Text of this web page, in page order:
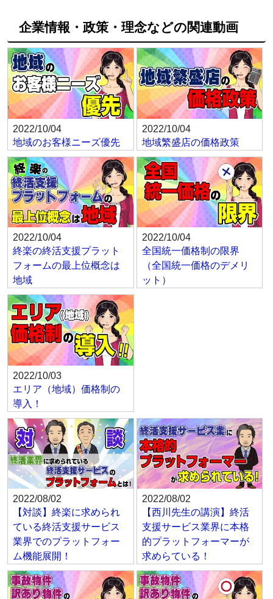
企業情報・政策・理念などの関連動画
2022/10/04
地域のお客様ニーズ優先
2022/10/04
地域繁盛店の価格政策
2022/10/04
終楽の終活支援プラット
フォームの最上位概念は
地域
2022/10/04
全国統一価格制の限界
（全国統一価格のデメリ
ット）
2022/10/03
エリア（地域）価格制の
導入！
2022/08/02
【対談】終楽に求められ
ている終活支援サービス
業界でのプラットフォー
ム機能展開！
2022/08/02
【西川先生の講演】終活
支援サービス業界に本格
的プラットフォーマーが
求めらている！